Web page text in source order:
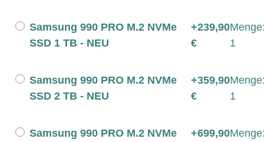
Samsung 990 PRO M.2 NVMe
SSD 1 TB - NEU
+239,90
€
1
Samsung 990 PRO M.2 NVMe
SSD 2 TB - NEU
+359,90
€
1
Samsung 990 PRO M.2 NVMe
+699,90